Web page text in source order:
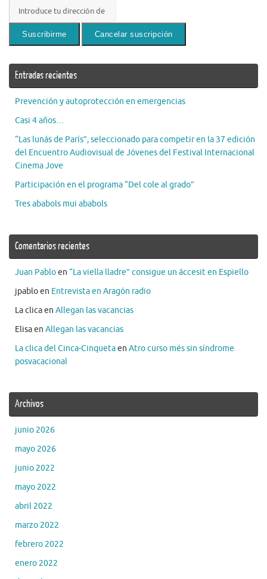
Entradas recientes
Prevención y autoprotección en emergencias
Casi 4 años…
“Las lunás de París”, seleccionado para competir en la 37 edición
del Encuentro Audiovisual de Jóvenes del Festival Internacional
Cinema Jove
Participación en el programa “Del cole al grado”
Tres ababols mui ababols
Comentarios recientes
Juan Pabloen “La viella lladre” consigue un áccesit en Espiello
jpabloen Entrevista en Aragón radio
La clicaen Allegan las vacancias
Elisaen Allegan las vacancias
La clica del Cinca-Cinquetaen Atro curso més sin síndrome
posvacacional
Archivos
junio 2026
mayo 2026
junio 2022
mayo 2022
abril 2022
marzo 2022
febrero 2022
enero 2022